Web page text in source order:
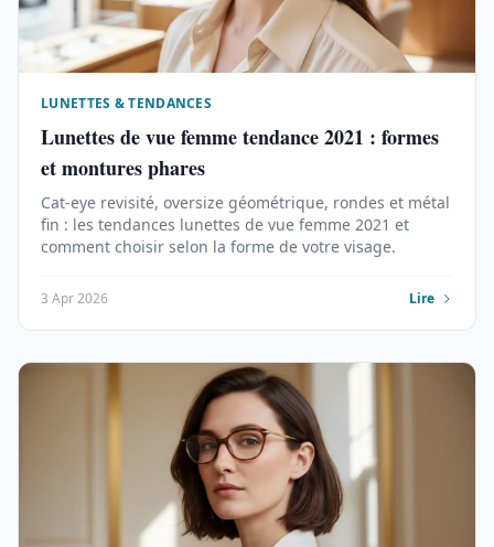
LUNETTES & TENDANCES
Lunettes de vue femme tendance 2021 : formes
et montures phares
Cat-eye revisité, oversize géométrique, rondes et métal
fin : les tendances lunettes de vue femme 2021 et
comment choisir selon la forme de votre visage.
3 Apr 2026 Lire